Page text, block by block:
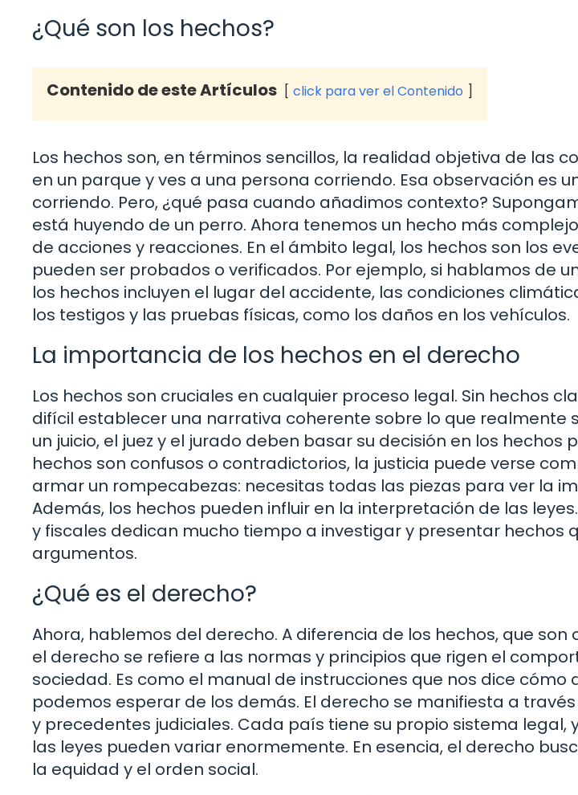
¿Qué son los hechos?
Contenido de este Artículos click para ver el Contenido
Los hechos son, en términos sencillos, la realidad objetiva de las
en un parque y ves a una persona corriendo. Esa observación es
corriendo. Pero, ¿qué pasa cuando añadimos contexto?
está huyendo de un perro. Ahora tenemos un hecho más
de acciones y reacciones. En el ámbito legal, los hechos son los
pueden ser probados o verificados. Por ejemplo, si hablamos de
los hechos incluyen el lugar del accidente, las condiciones
los testigos y las pruebas físicas, como los daños en los vehículos.
La importancia de los hechos en el derecho
Los hechos son cruciales en cualquier proceso legal. Sin hechos
difícil establecer una narrativa coherente sobre lo que realmente
un juicio, el juez y el jurado deben basar su decisión en los hechos
hechos son confusos o contradictorios, la justicia puede verse
armar un rompecabezas: necesitas todas las piezas para ver la
Además, los hechos pueden influir en la interpretación de las
y fiscales dedican mucho tiempo a investigar y presentar hechos
argumentos.
¿Qué es el derecho?
Ahora, hablemos del derecho. A diferencia de los hechos, que son
el derecho se refiere a las normas y principios que rigen el
sociedad. Es como el manual de instrucciones que nos dice cómo
podemos esperar de los demás. El derecho se manifiesta a
y precedentes judiciales. Cada país tiene su propio sistema legal,
las leyes pueden variar enormemente. En esencia, el derecho
la equidad y el orden social.